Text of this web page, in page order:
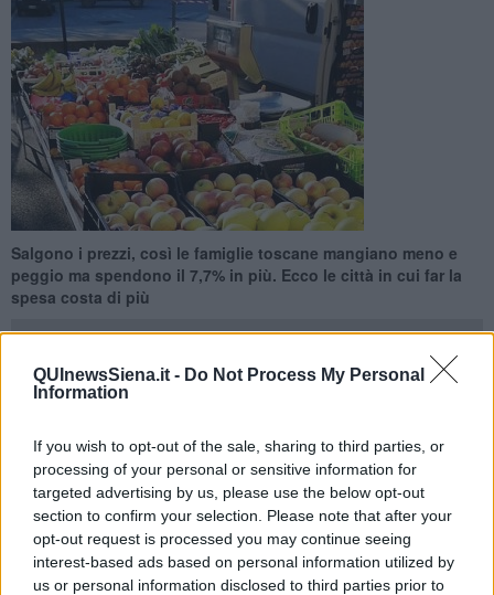
QUInewsSiena.it - Do Not Process My Personal
Information
If you wish to opt-out of the sale, sharing to third parties, or
processing of your personal or sensitive information for
targeted advertising by us, please use the below opt-out
section to confirm your selection. Please note that after your
opt-out request is processed you may continue seeing
interest-based ads based on personal information utilized by
us or personal information disclosed to third parties prior to
Salgono i prezzi, così le famiglie toscane mangiano meno e
peggio ma spendono il 7,7% in più. Ecco le città in cui far la
spesa costa di più
TOSCANA — Carrelli della spesa dei toscani sempre più vuoti con
tagli vistosi specialmente a pere (-17%) e radicchi (-20%) ma
scontrini sempre più salati: è l'effetto dell'inflazioneche in
Toscanataglia del 4,7% le quantità di prodotti alimentari
acquistatedalle famiglie nel 2023, a fronte tuttavia di una spesa
del7,7% in più a causa dei rincarideterminati dalla crisi
energetica. L’analisi sugli effetti dell’inflazione nel primo trimestre